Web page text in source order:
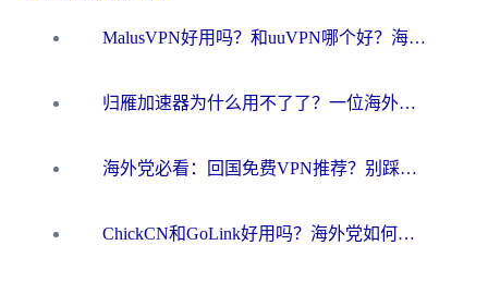
MalusVPN好用吗？和uuVPN哪个好？海外党无缝访问国内资源的真实对比与选择指南
归雁加速器为什么用不了了？一位海外游子的真实困惑与技术解答
海外党必看：回国免费VPN推荐？别踩坑！教你选对加速器无缝刷国内资源
ChickCN和GoLink好用吗？海外党如何选对回国加速器